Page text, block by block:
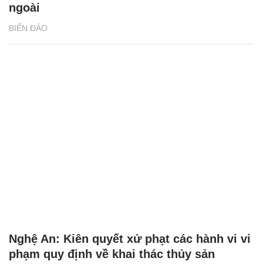
BIỂN ĐẢO
ngoài
Nghệ An: Kiên quyết xử phạt các hành vi vi
phạm quy định về khai thác thủy sản